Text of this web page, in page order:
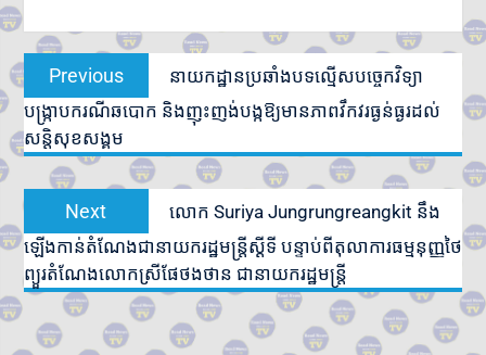
Post
navigation
Previous
post:
នាយកដ្ឋានប្រឆាំងបទល្មើសបច្ចេកវិទ្យា
បង្រ្កាបករណីឆបោក និងញុះញង់បង្កឱ្យមានភាពវឹកវរធ្ងន់ធ្ងរដល់
សន្តិសុខសង្គម
Next
post:
លោក Suriya Jungrungreangkit នឹង
ឡើងកាន់តំណែងជានាយករដ្ឋមន្ត្រីស្ដីទី បន្ទាប់ពីតុលាការធម្មនុញ្ញថៃ
ព្យួរតំណែងលោកស្រីផែថងថាន ជានាយករដ្ឋមន្រ្តី